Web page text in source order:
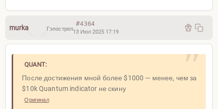
murka Гэпострел
#4364
13 Июл 2025 17:19
QUANT:
После достижения мной более $1000 — менее, чем за
$10k Quantum indicator не скину
Оригинал